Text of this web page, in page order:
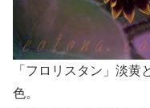
「フロリスタン」淡
色。